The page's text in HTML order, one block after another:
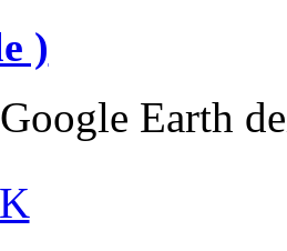
)
Earth